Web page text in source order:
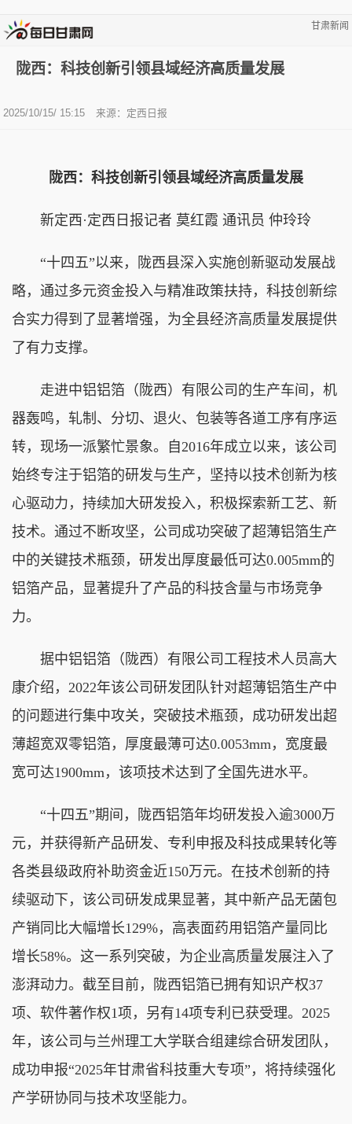
甘肃新闻
陇西：科技创新引领县域经济高质量发展
2025/10/15/ 15:15 来源：定西日报
陇西：科技创新引领县域经济高质量发展
新定西·定西日报记者 莫红霞 通讯员 仲玲玲
“十四五”以来，陇西县深入实施创新驱动发展战
略，通过多元资金投入与精准政策扶持，科技创新综
合实力得到了显著增强，为全县经济高质量发展提供
了有力支撑。
走进中铝铝箔（陇西）有限公司的生产车间，机
器轰鸣，轧制、分切、退火、包装等各道工序有序运
转，现场一派繁忙景象。自2016年成立以来，该公司
始终专注于铝箔的研发与生产，坚持以技术创新为核
心驱动力，持续加大研发投入，积极探索新工艺、新
技术。通过不断攻坚，公司成功突破了超薄铝箔生产
中的关键技术瓶颈，研发出厚度最低可达0.005mm的
铝箔产品，显著提升了产品的科技含量与市场竞争
力。
据中铝铝箔（陇西）有限公司工程技术人员高大
康介绍，2022年该公司研发团队针对超薄铝箔生产中
的问题进行集中攻关，突破技术瓶颈，成功研发出超
薄超宽双零铝箔，厚度最薄可达0.0053mm，宽度最
宽可达1900mm，该项技术达到了全国先进水平。
“十四五”期间，陇西铝箔年均研发投入逾3000万
元，并获得新产品研发、专利申报及科技成果转化等
各类县级政府补助资金近150万元。在技术创新的持
续驱动下，该公司研发成果显著，其中新产品无菌包
产销同比大幅增长129%，高表面药用铝箔产量同比
增长58%。这一系列突破，为企业高质量发展注入了
澎湃动力。截至目前，陇西铝箔已拥有知识产权37
项、软件著作权1项，另有14项专利已获受理。2025
年，该公司与兰州理工大学联合组建综合研发团队，
成功申报“2025年甘肃省科技重大专项”，将持续强化
产学研协同与技术攻坚能力。